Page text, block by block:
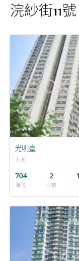
浣紗街11
光明臺
大坑
704
單位
2
座數